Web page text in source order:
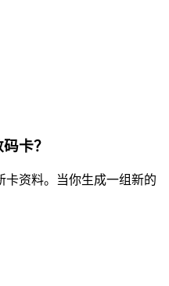
卡？
卡资料。当你生成一组新的